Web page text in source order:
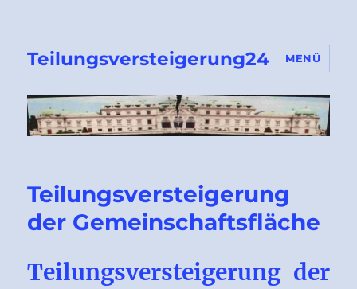
Teilungsversteigerung24 MENÜ
Teilungsversteigerung
der Gemeinschaftsfläche
Teilungsversteigerung der